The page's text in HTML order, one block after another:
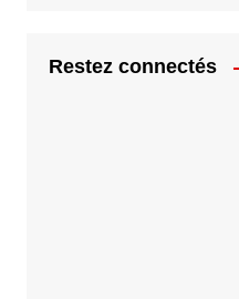
Restez connectés